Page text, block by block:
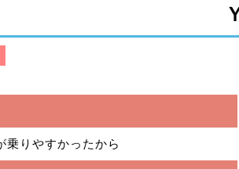
乗りやすかったから